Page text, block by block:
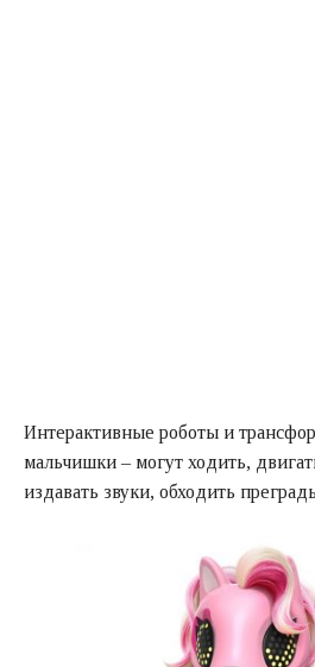
Интерактивные роботы и
мальчишки – могут ходить,
издавать звуки, обходить